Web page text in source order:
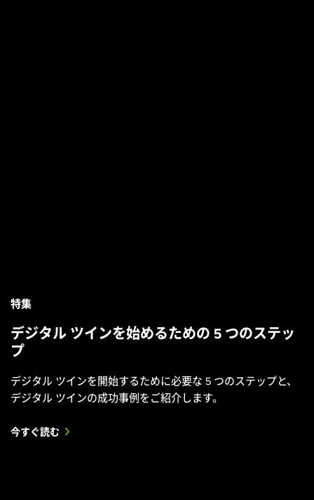
特集
デジタル ツインを始めるための 5 つのステッ
プ
デジタル ツインを開始するために必要な 5 つのステップと、
デジタル ツインの成功事例をご紹介します。
今すぐ読む